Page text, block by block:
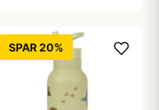
SPAR 20%